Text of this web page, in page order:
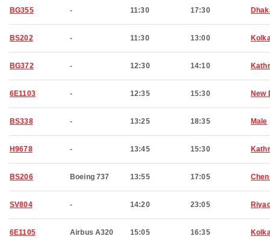
BG355 - 11:30 17:30
BS202 - 11:30 13:00
BG372 - 12:30 14:10
6E1103 - 12:35 15:30 New
BS338 - 13:25 18:35 Male
H9678 - 13:45 15:30
BS206 Boeing 737 13:55 17:05
SV804 - 14:20 23:05
6E1105 Airbus A320 15:05 16:35